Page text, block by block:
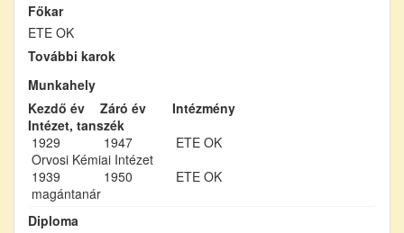
Főkar
ETE OK
További karok
Munkahely
Kezdő év
Záró év
Intézmény
Intézet, tanszék
1929
1947
ETE OK
Orvosi Kémiai Intézet
1939
1950
ETE OK
magántanár
Diploma